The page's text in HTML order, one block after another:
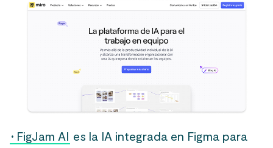
· FigJam AI es la IA integrada en Figma para